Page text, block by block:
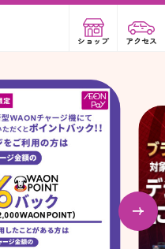
ショップ アクセス